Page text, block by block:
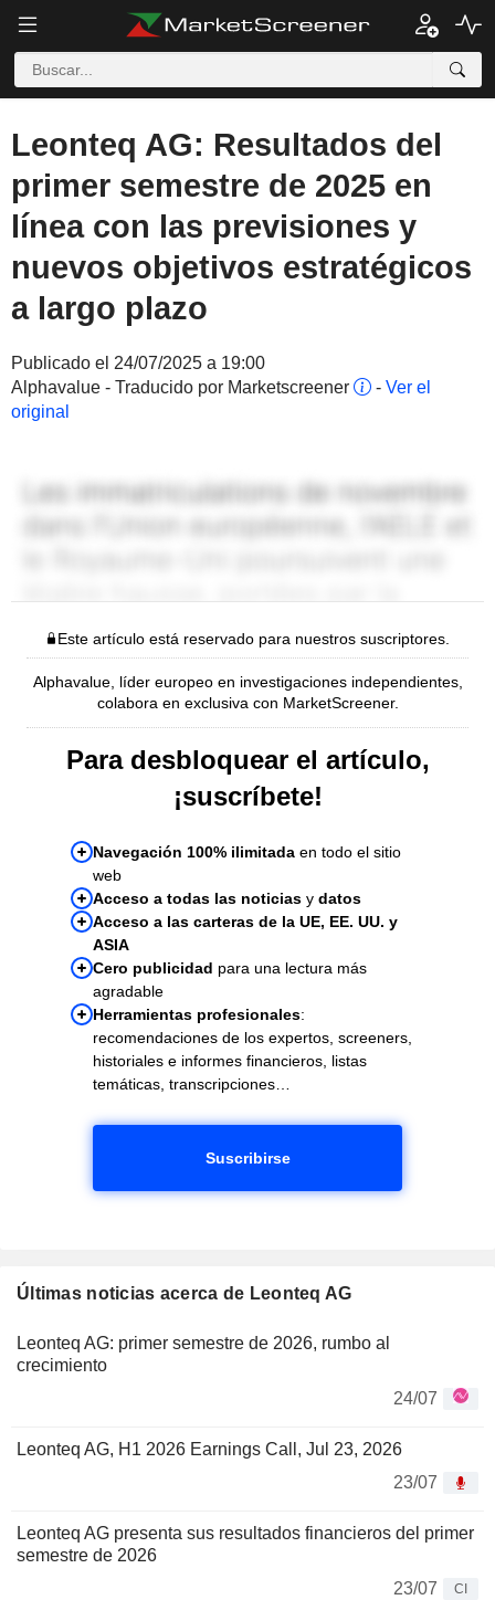
Leonteq AG: Resultados del
primer semestre de 2025 en
línea con las previsiones y
nuevos objetivos estratégicos
a largo plazo
Publicado el 24/07/2025 a 19:00
Alphavalue - Traducido por Marketscreener
- Ver el
original
Este artículo está reservado para nuestros suscriptores.
Alphavalue, líder europeo en investigaciones independientes,
colabora en exclusiva con MarketScreener.
Para desbloquear el artículo,
¡suscríbete!
Navegación 100% ilimitada en todo el sitio
web
Acceso a todas las noticias y datos
Acceso a las carteras de la UE, EE. UU. y
ASIA
Cero publicidad para una lectura más
agradable
Herramientas profesionales:
recomendaciones de los expertos, screeners,
historiales e informes financieros, listas
temáticas, transcripciones…
Suscribirse
Últimas noticias acerca de Leonteq AG
Leonteq AG: primer semestre de 2026, rumbo al
crecimiento
24/07
Leonteq AG, H1 2026 Earnings Call, Jul 23, 2026
23/07
Leonteq AG presenta sus resultados financieros del primer
semestre de 2026
23/07
CI